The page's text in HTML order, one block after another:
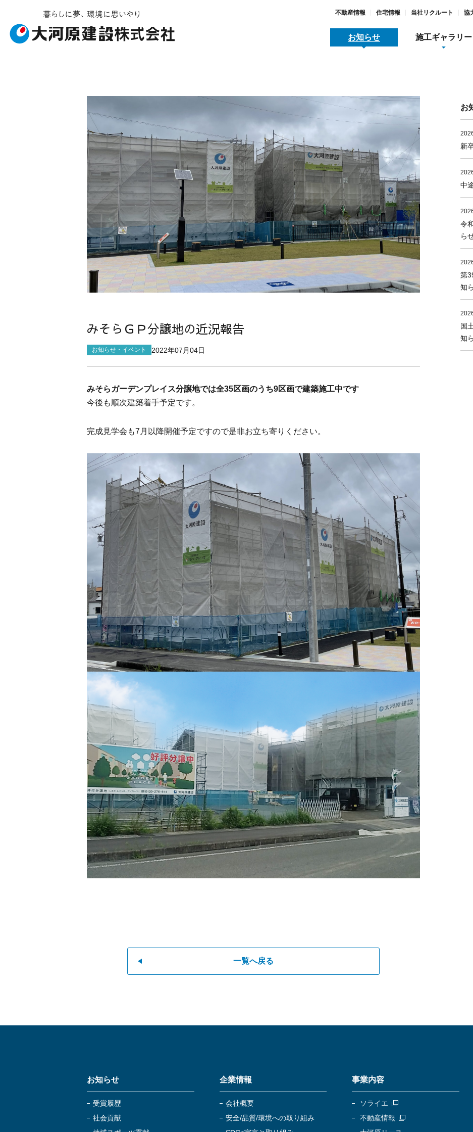
不動産情報 住宅情報 当社リクルート 協
お知らせ
受賞履歴 社会貢献 地域スポーツ貢献 メディア関連情報
施工ギャラリー
建築工事 土木工事 すまいとくらし
会社概要 安全/品質/環境への取り組み SDGs宣言と取り組み
ソライエ 不動産情報 大河原リース
みそらＧＰ分譲地の近況報告
お知らせ・イベント 2022年07月04日
みそらガーデンプレイス分譲地では全35区画のうち9区画で建築施工中です
今後も順次建築着手予定です。
完成見学会も7月以降開催予定ですので是非お立ち寄りください。
一覧へ戻る
お
新
中
令
ら
第
知
国
知
お知らせ
受賞履歴
社会貢献
企業情報
会社概要
安全/品質/環境への取り組み
事業内容
ソライエ
不動産情報